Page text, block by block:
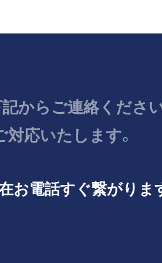
からご連絡ください
応いたします。
お電話すぐ繋がりま